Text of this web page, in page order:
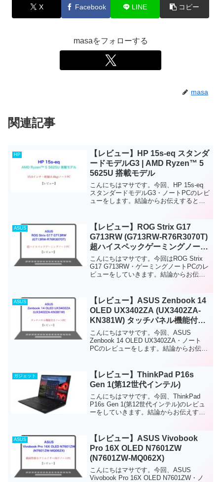
X Facebook LINE コピー
masaをフォローする
masa
関連記事
HP
【レビュー】HP 15s-eq スタンダ
ードモデルG3 | AMD Ryzen™ 5
5625U 搭載モデル
こんにちはマサです。今回、HP 15s-eq
スタンダードモデルG3・ノートPCのレビ
ューをします。結論からお伝えすると、
最低限のスペックが搭載されており、コ
スパの...
ASUS
【レビュー】ROG Strix G17
G713RW (G713RW-R76R3070T)
超ハイスペックゲーミングノート
PC
こんにちはマサです。今回はROG Strix
G17 G713RW・ゲーミングノートPCのレ
ビューをしていきます。結論からお伝え
PCです。CPUやグラフィックス、ディ
ス...
ASUS
【レビュー】ASUS Zenbook 14
OLED UX3402ZA (UX3402ZA-
KN381W) タッチパネル機能付き
ノートPC
こんにちはマサです。今回、ASUS
Zenbook 14 OLED UX3402ZA・ノート
PCのレビューをします。結論からお伝え
1.39kg)で持ち運びも...
ガジェット
【レビュー】ThinkPad P16s
Gen 1(第12世代インテル)
こんにちはマサです。今回、ThinkPad
P16s Gen 1(第12世代インテル)のレビュ
ーをしていきます。結論からお伝えする
す。薄型・軽量(約1.65kg~)の...
ASUS
【レビュー】ASUS Vivobook
Pro 16X OLED N7601ZW
(N7601ZW-MQ062X)
こんにちはマサです。今回、ASUS
Vivobook Pro 16X OLED N7601ZW・ノ